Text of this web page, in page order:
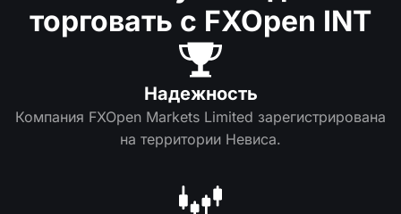
торговать с FXOpen INT
Надежность
Компания FXOpen Markets Limited зарегиcтрирована
на территории Невиса.